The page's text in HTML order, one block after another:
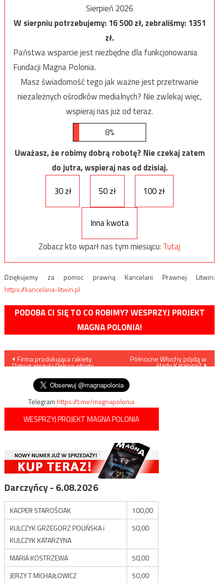
Sierpień 2026
W sierpniu potrzebujemy:16 500zł, zebraliśmy:1351
zł.
Państwa wsparcie jest niezbędne dla funkcjonowania
Fundacji Magna Polonia.
Masz świadomość tego jak ważne jest przetrwanie
niezależnych ośrodków medialnych? Nie zwlekaj więc,
wspieraj nas już od teraz.
8%
Uważasz, że robimy dobrą robotę? Nie czekaj zatem
do jutra, wspieraj nas od dzisiaj.
30 zł
50 zł 100 zł
Inna kwota
Zobacz kto wparł nas tym miesiącu: Tutaj
Dziękujemy za pomoc prawną Kancelarii Prawnej Litwin:
https://kancelaria-litwin.pl
PODOBA CI SIĘ TO CO ROBIMY? WESPRZYJ PROJEKT
MAGNA POLONIA!
Nawigacja
wpisu
Firma produkująca rakiety
Patriot złożyła Polsce ofertę
Północne Włochy pójdą w
ślady Katalonii?
Telegramhttps://t.me/magnapolonia
WESPRZYJ PROJEKT MAGNA POLONIA
Darczyńcy - 6.08.2026
KACPER STAROŚCIAK
100,00
KULCZYK GRZEGORZ POLIŃSKA i
KULCZYK KATARZYNA
50,00
MARIA KOSTRZEWA
50,00
JERZY T MICHAJŁOWICZ
50,00